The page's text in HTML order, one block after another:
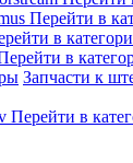
Перейти в
в
в
Запчасти к
Перейти в